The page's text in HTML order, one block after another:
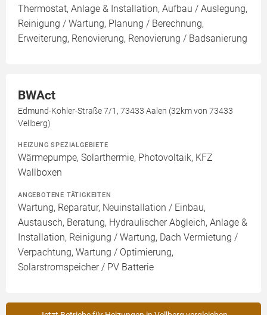
Thermostat, Anlage & Installation, Aufbau / Auslegung,
Reinigung / Wartung, Planung / Berechnung,
Erweiterung, Renovierung, Renovierung / Badsanierung
BWAct
Edmund-Kohler-Straße 7/1, 73433 Aalen (32km von 73433
Vellberg)
HEIZUNG SPEZIALGEBIETE
Wärmepumpe, Solarthermie, Photovoltaik, KFZ
Wallboxen
ANGEBOTENE TÄTIGKEITEN
Wartung, Reparatur, Neuinstallation / Einbau,
Austausch, Beratung, Hydraulischer Abgleich, Anlage &
Installation, Reinigung / Wartung, Dach Vermietung /
Verpachtung, Wartung / Optimierung,
Solarstromspeicher / PV Batterie